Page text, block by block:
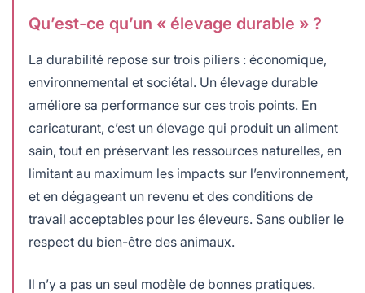
Qu’est-ce qu’un « élevage durable » ?
La durabilité repose sur trois piliers : économique,
environnemental et sociétal. Un élevage durable
améliore sa performance sur ces trois points. En
caricaturant, c’est un élevage qui produit un aliment
sain, tout en préservant les ressources naturelles, en
limitant au maximum les impacts sur l’environnement,
et en dégageant un revenu et des conditions de
travail acceptables pour les éleveurs. Sans oublier le
respect du bien-être des animaux.
Il n’y a pas un seul modèle de bonnes pratiques.